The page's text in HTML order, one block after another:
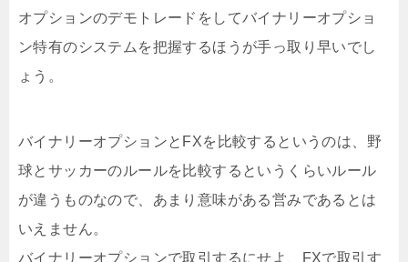
オプションのデモトレードをしてバイナリーオプショ
ン特有のシステムを把握するほうが手っ取り早いでし
ょう。
バイナリーオプションとFXを比較するというのは、野
球とサッカーのルールを比較するというくらいルール
が違うものなので、あまり意味がある営みであるとは
いえません。
バイナリーオプションで取引するにせよ、FXで取引す